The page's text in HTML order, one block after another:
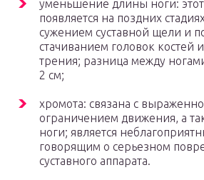
уменьшение длины ноги:
появляется на поздних
сужением суставной щели и
стачиванием головок костей
трения; разница между
2 см;
хромота: связана с
ограничением движения, а
ноги; является
говорящим о серьезном
суставного аппарата.